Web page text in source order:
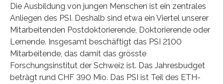
Die Ausbildung von jungen Menschen ist ein zentrales
Anliegen des PSI. Deshalb sind etwa ein Viertel unserer
Mitarbeitenden Postdoktorierende, Doktorierende oder
Lernende. Insgesamt beschäftigt das PSI 2100
Mitarbeitende, das damit das grösste
Forschungsinstitut der Schweiz ist. Das Jahresbudget
beträgt rund CHF 390 Mio. Das PSI ist Teil des ETH-